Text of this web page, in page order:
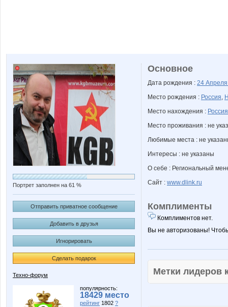
Портрет заполнен на 61 %
Отправить приватное сообщение
Добавить в друзья
Игнорировать
Сделать подарок
Техно-форум
популярность:
18429 место
рейтинг 1802 ?
Основное
Дата рождения : 24
Место рождения : Россия,
Место нахождения : Россия
Место проживания : не
Любимые места : не
Интересы : не указаны
О себе : Региональный
Сайт : www.dlink.ru
Комплименты
Комплиментов нет.
Вы не авторизованы!
Метки